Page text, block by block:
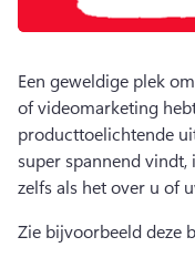
Een geweldige plek
of videomarketing
producttoelichtende
super spannend
zelfs als het over u of
Zie bijvoorbeeld deze